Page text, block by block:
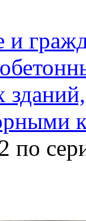
по